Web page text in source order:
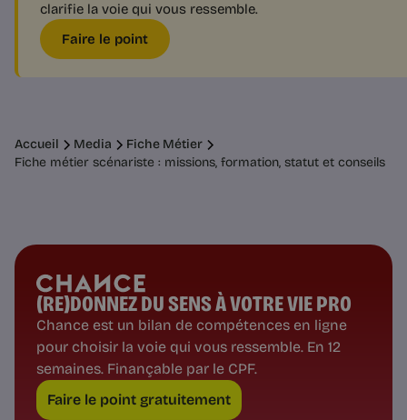
clarifie la voie qui vous ressemble.
Faire le point
Accueil Media
Fiche Métier
Fiche métier scénariste : missions, formation, statut et conseils
(RE)DONNEZ DU SENS À VOTRE VIE PRO
Chance est un bilan de compétences en ligne
pour choisir la voie qui vous ressemble. En 12
semaines. Finançable par le CPF.
Faire le point gratuitement